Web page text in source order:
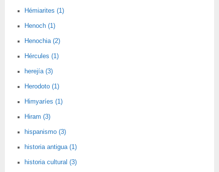
Hémiarites (1)
Henoch (1)
Henochia (2)
Hércules (1)
herejía (3)
Herodoto (1)
Himyaríes (1)
Hiram (3)
hispanismo (3)
historia antigua (1)
historia cultural (3)